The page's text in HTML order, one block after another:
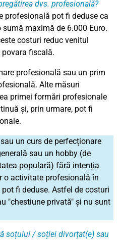
dvs. profesională?
profesională pot fi deduse ca
maximă de 6.000 Euro.
costuri reduc venitul
fiscală.
profesională sau un prim
Alte măsuri
primei formări profesionale
și, prin urmare, pot fi
un curs de perfecționare
sau un hobby (de
populară) fără intenția
o activitate profesională în
fi deduse. Astfel de costuri
"chestiune privată" și nu sunt
soțului / soției divorțat(e) sau